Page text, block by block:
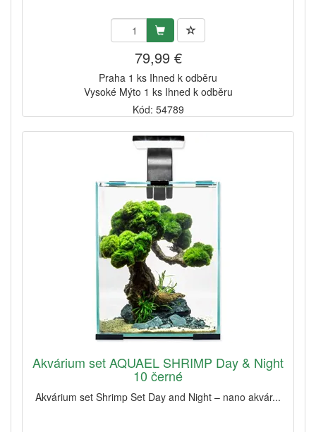
79,99 €
Praha 1 ks Ihned k odběru
Vysoké Mýto 1 ks Ihned k odběru
Kód: 54789
Akvárium set AQUAEL SHRIMP Day & Night
10 černé
Akvárium set Shrimp Set Day and Night – nano akvár...